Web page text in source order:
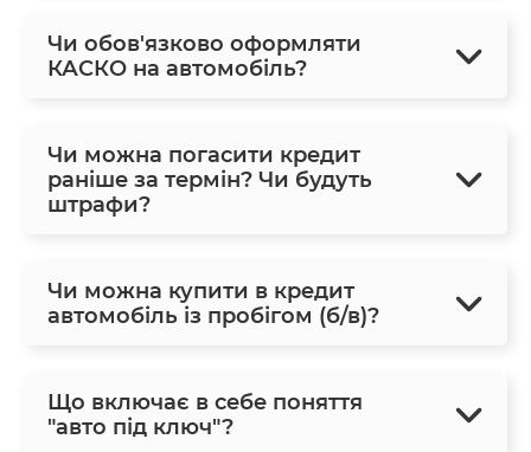
Чи обов'язково оформляти
КАСКО на автомобіль?
Чи можна погасити кредит
раніше за термін? Чи будуть
штрафи?
Чи можна купити в кредит
автомобіль із пробігом (б/в)?
Що включає в себе поняття
"авто під ключ"?